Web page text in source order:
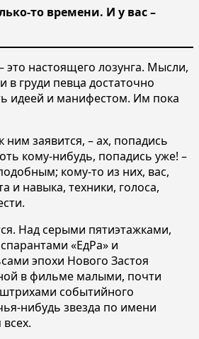
то времени. И у вас –
это настоящего лозунга. Мысли,
в груди певца достаточно
идеей и манифестом. Им пока
ним заявится, – ах, попадись
кому-нибудь, попадись уже! –
кому-то из них, вас,
и навыка, техники, голоса,
Над серыми пятиэтажками,
«ЕдРа» и
эпохи Нового Застоя
в фильме малыми, почти
событийного
нибудь звезда по имени